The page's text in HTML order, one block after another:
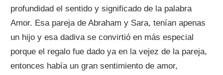
profundidad el sentido y significado de la palabra
Amor. Esa pareja de Abraham y Sara, tenían apenas
un hijo y esa dadiva se convirtió en más especial
porque el regalo fue dado ya en la vejez de la pareja,
entonces había un gran sentimiento de amor,